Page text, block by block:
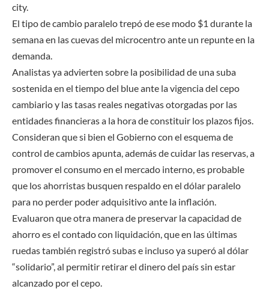
city.
El tipo de cambio paralelo trepó de ese modo $1 durante la
semana en las cuevas del microcentro ante un repunte en la
demanda.
Analistas ya advierten sobre la posibilidad de una suba
sostenida en el tiempo del blue ante la vigencia del cepo
cambiario y las tasas reales negativas otorgadas por las
entidades financieras a la hora de constituir los plazos fijos.
Consideran que si bien el Gobierno con el esquema de
control de cambios apunta, además de cuidar las reservas, a
promover el consumo en el mercado interno, es probable
que los ahorristas busquen respaldo en el dólar paralelo
para no perder poder adquisitivo ante la inflación.
Evaluaron que otra manera de preservar la capacidad de
ahorro es el contado con liquidación, que en las últimas
ruedas también registró subas e incluso ya superó al dólar
“solidario”, al permitir retirar el dinero del país sin estar
alcanzado por el cepo.